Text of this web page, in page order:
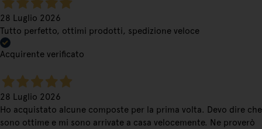
28 Luglio 2026
Tutto perfetto, ottimi prodotti, spedizione veloce
Acquirente verificato
28 Luglio 2026
Ho acquistato alcune composte per la prima volta. Devo dire che
sono ottime e mi sono arrivate a casa velocemente. Ne proverò